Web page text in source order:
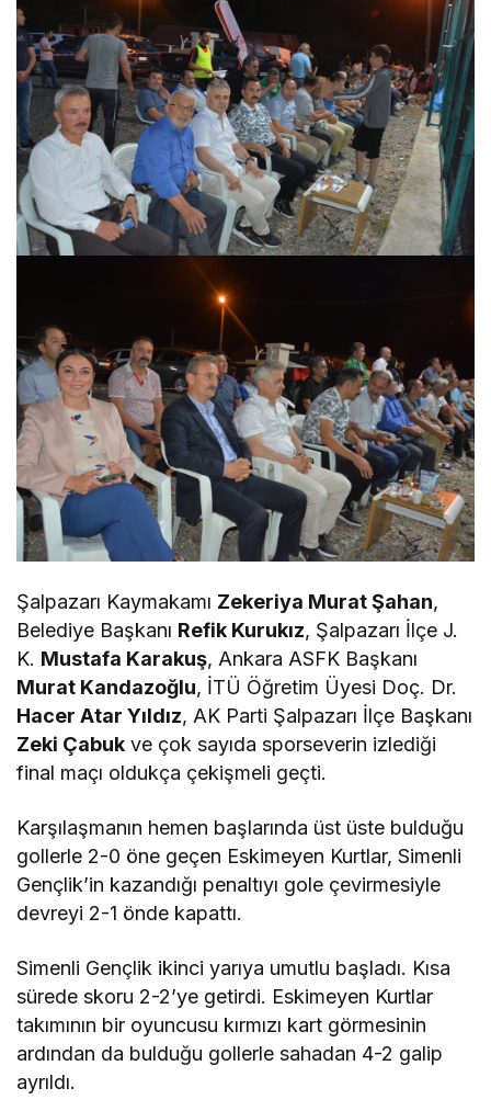
Şalpazarı Kaymakamı Zekeriya Murat Şahan,
Belediye Başkanı Refik Kurukız, Şalpazarı İlçe J.
K. Mustafa Karakuş, Ankara ASFK Başkanı
Murat Kandazoğlu, İTÜ Öğretim Üyesi Doç. Dr.
Hacer Atar Yıldız, AK Parti Şalpazarı İlçe Başkanı
Zeki Çabuk ve çok sayıda sporseverin izlediği
final maçı oldukça çekişmeli geçti.
Karşılaşmanın hemen başlarında üst üste bulduğu
gollerle 2-0 öne geçen Eskimeyen Kurtlar, Simenli
Gençlik’in kazandığı penaltıyı gole çevirmesiyle
devreyi 2-1 önde kapattı.
Simenli Gençlik ikinci yarıya umutlu başladı. Kısa
sürede skoru 2-2’ye getirdi. Eskimeyen Kurtlar
takımının bir oyuncusu kırmızı kart görmesinin
ardından da bulduğu gollerle sahadan 4-2 galip
ayrıldı.